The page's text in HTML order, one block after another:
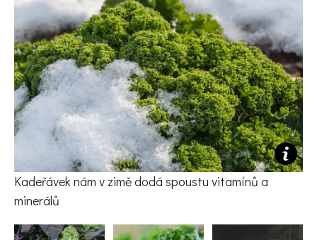
KVÍZY A TESTY
Kadeřávek nám v zimě dodá spoustu vitamínů a
minerálů